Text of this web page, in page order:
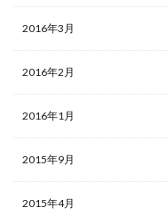
2016年3月
2016年2月
2016年1月
2015年9月
2015年4月